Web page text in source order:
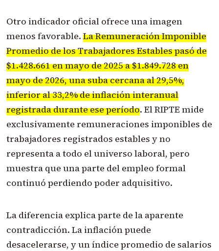
Otro indicador oficial ofrece una imagen
menos favorable. La Remuneración Imponible
Promedio de los Trabajadores Estables pasó de
$1.428.661 en mayo de 2025 a $1.849.728 en
mayo de 2026, una suba cercana al 29,5%,
inferior al 33,2% de inflación interanual
registrada durante ese período. El RIPTE mide
exclusivamente remuneraciones imponibles de
trabajadores registrados estables y no
representa a todo el universo laboral, pero
muestra que una parte del empleo formal
continuó perdiendo poder adquisitivo.
La diferencia explica parte de la aparente
contradicción. La inflación puede
desacelerarse, y un índice promedio de salarios